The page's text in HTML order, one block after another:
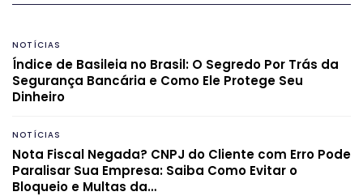
NOTÍCIAS
Índice de Basileia no Brasil: O Segredo Por Trás da
Segurança Bancária e Como Ele Protege Seu
Dinheiro
NOTÍCIAS
Nota Fiscal Negada? CNPJ do Cliente com Erro Pode
Paralisar Sua Empresa: Saiba Como Evitar o
Bloqueio e Multas da…